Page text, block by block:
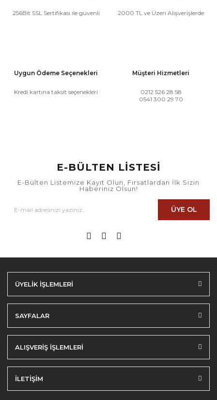
256Bit SSL Sertifikası ile güvenli 2000 TL ve Üzeri Alışverişlerde
Uygun Ödeme Seçenekleri
Kredi kartına taksit seçenekleri
Müşteri Hizmetleri
0212 526 28 58
0541 300 29 70
E-BÜLTEN LİSTESİ
E-Bülten Listemize Kayıt Olun, Fırsatlardan İlk Sizin
Haberiniz Olsun!
ÜYE OL
ÜYELİK İŞLEMLERİ
SAYFALAR
ALIŞVERİŞ İŞLEMLERİ
İLETİŞİM